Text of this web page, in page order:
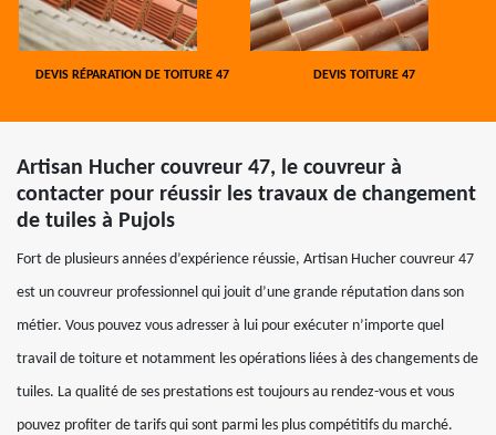
DEVIS RÉPARATION DE TOITURE 47 DEVIS TOITURE 47
Artisan Hucher couvreur 47, le couvreur à
contacter pour réussir les travaux de changement
de tuiles à Pujols
Fort de plusieurs années d’expérience réussie, Artisan Hucher couvreur 47
est un couvreur professionnel qui jouit d’une grande réputation dans son
métier. Vous pouvez vous adresser à lui pour exécuter n’importe quel
travail de toiture et notamment les opérations liées à des changements de
tuiles. La qualité de ses prestations est toujours au rendez-vous et vous
pouvez profiter de tarifs qui sont parmi les plus compétitifs du marché.